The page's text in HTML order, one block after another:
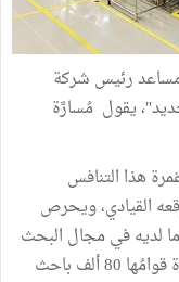
رئيس شركة
يقول مُسارَّة
هذا التنافس
القيادي، ويحرص
لديه في مجال البحث
والتنمية. ولمؤسسة هواوي في هذا السباق عُدَّة قوامُها 80 ألف باحث